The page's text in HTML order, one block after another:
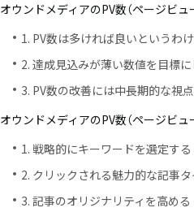
オウンドメディアのPV数（ページビ
1. PV数は多ければ良いというわ
2. 達成見込みが薄い数値を目標
3. PV数の改善には中長期的な視
オウンドメディアのPV数（ページビ
1. 戦略的にキーワードを選定する
2. クリックされる魅力的な記事
3. 記事のオリジナリティを高める